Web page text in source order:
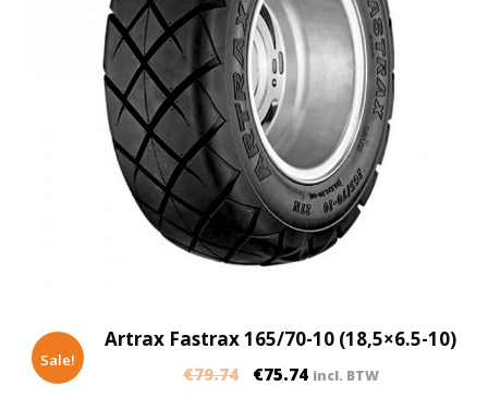
Sale!
Artrax Fastrax 165/70-10 (18,5×6.5-10)
€79.74 €75.74 incl. BTW